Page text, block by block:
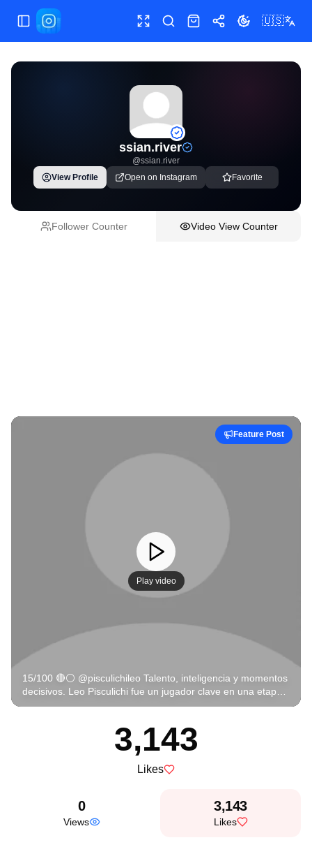
Toggle Sidebar Toggle fullscreen
Paste post link
ShopShareToggle theme
🇺🇸
ssian.river
@ssian.river
View Profile
Open on Instagram Favorite
Follower Counter Video View Counter
Play video
15/100 🔴⚪ @pisculichileo Talento, inteligencia y momentos
decisivos. Leo Pisculichi fue un jugador clave en una etapa
muy especial de River, con una zurda distinta, visión de
lo necesitaba. Siempre claro, siempre comprometido,
siempre entendiendo el juego. Protagonista de noches
inolvidables y dueño de goles y asistencias que quedaron
grabados en la memoria del hincha. Pisculichi representó a
Porque hay jugadores que no solo juegan bien, sino que
aparecen en los momentos que valen para siempre.
Feature Post
3,143
Likes
0
Views
3,143
Likes